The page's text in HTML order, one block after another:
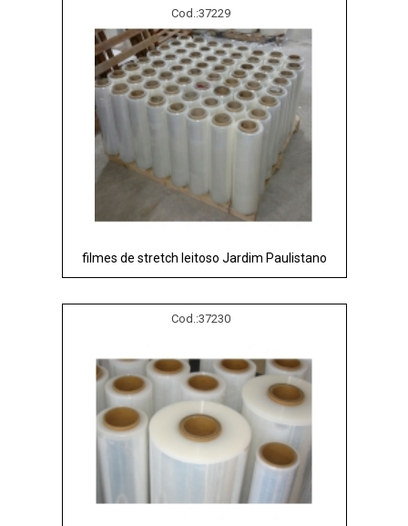
Cod.:37229
filmes de stretch leitoso Jardim Paulistano
Cod.:37230